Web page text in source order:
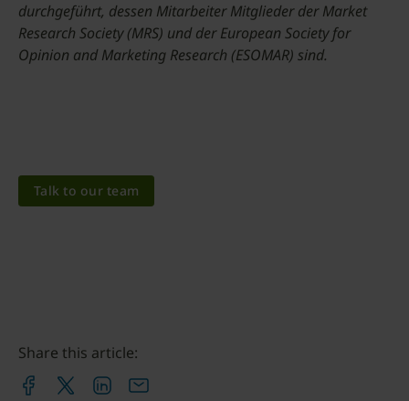
durchgeführt, dessen Mitarbeiter Mitglieder der Market
Research Society (MRS) und der European Society for
Opinion and Marketing Research (ESOMAR) sind.
Talk to our team
Share this article: